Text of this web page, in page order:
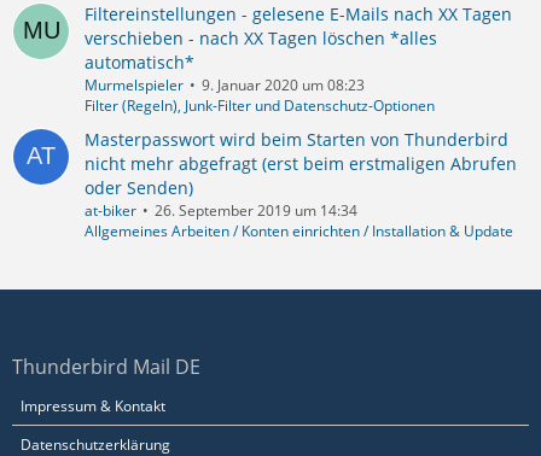
Filtereinstellungen - gelesene E-Mails nach XX Tagen
verschieben - nach XX Tagen löschen *alles
automatisch*
Murmelspieler
9. Januar 2020 um 08:23
Filter (Regeln), Junk-Filter und Datenschutz-Optionen
Masterpasswort wird beim Starten von Thunderbird
nicht mehr abgefragt (erst beim erstmaligen Abrufen
oder Senden)
at-biker
26. September 2019 um 14:34
Allgemeines Arbeiten / Konten einrichten / Installation & Update
Thunderbird Mail DE
Impressum & Kontakt
Datenschutzerklärung